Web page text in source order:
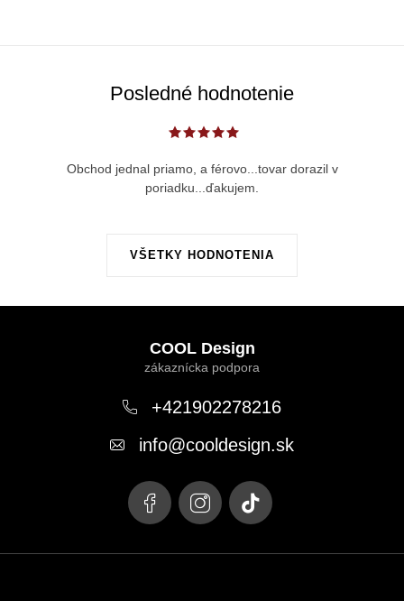
Posledné hodnotenie
VŠETKY HODNOTENIA
Obchod jednal priamo, a férovo...tovar dorazil v
poriadku...ďakujem.
COOL Design
+421902278216
info@cooldesign.sk